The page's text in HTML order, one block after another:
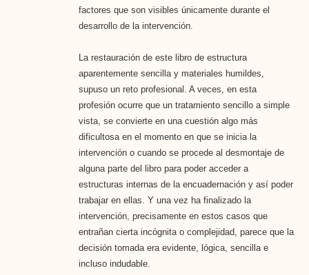
factores que son visibles únicamente durante el
desarrollo de la intervención.
La restauración de este libro de estructura
aparentemente sencilla y materiales humildes,
supuso un reto profesional. A veces, en esta
profesión ocurre que un tratamiento sencillo a simple
vista, se convierte en una cuestión algo más
dificultosa en el momento en que se inicia la
intervención o cuando se procede al desmontaje de
alguna parte del libro para poder acceder a
estructuras internas de la encuadernación y así poder
trabajar en ellas. Y una vez ha finalizado la
intervención, precisamente en estos casos que
entrañan cierta incógnita o complejidad, parece que la
decisión tomada era evidente, lógica, sencilla e
incluso indudable.